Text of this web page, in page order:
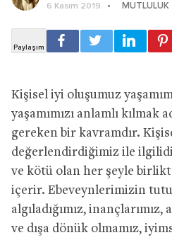
6 Kasım 2019 MUTLULUK
Kişisel iyi oluşumuz
yaşamımızı anlamlı kılmak
gereken bir kavramdır.
değerlendirdiğimiz ile
ve kötü olan her şeyle
içerir. Ebeveynlerimizin
algıladığımız,
ve dışa dönük olmamız,